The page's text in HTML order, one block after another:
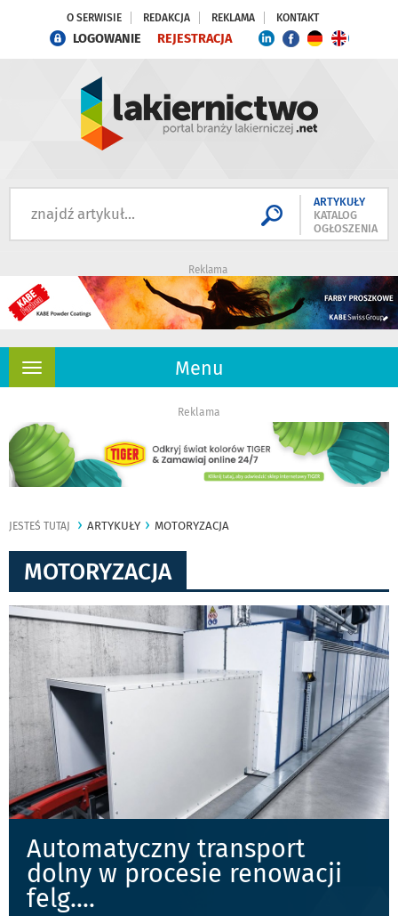
O SERWISIE REDAKCJA REKLAMA KONTAKT
LOGOWANIE REJESTRACJA
ARTYKUŁY
KATALOG
OGŁOSZENIA
Reklama
Menu
Rozwiń
Reklama
JESTEŚ TUTAJ ARTYKUŁY MOTORYZACJA
MOTORYZACJA
Automatyczny transport
dolny w procesie renowacji
felg....